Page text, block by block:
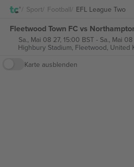
Sport Football EFL League Two
Sa., Mai 08 27, 15:00 BST- Sa., Mai
Highbury Stadium, Fleetwood, United
Karte ausblenden